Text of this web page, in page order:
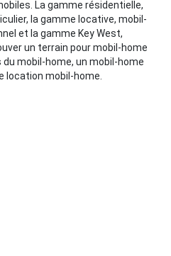
La gamme résidentielle,
la gamme locative, mobil-
et la gamme Key West,
un terrain pour mobil-home
mobil-home, un mobil-home
location mobil-home.